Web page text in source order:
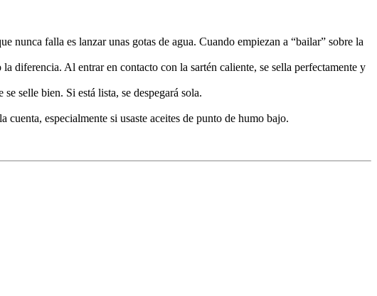
nunca falla es lanzar unas gotas de agua. Cuando empiezan a “bailar” sobre la
diferencia. Al entrar en contacto con la sartén caliente, se sella perfectamente y
selle bien. Si está lista, se despegará sola.
especialmente si usaste aceites de punto de humo bajo.